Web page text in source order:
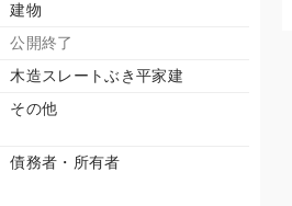
建物
公開終了
木造スレートぶき平家建
その他
債務者・所有者